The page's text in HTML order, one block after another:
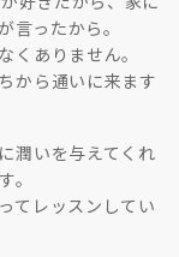
言ったから。
くありません。
から通いに来ます
潤いを与えてくれ
。
てレッスンしてい